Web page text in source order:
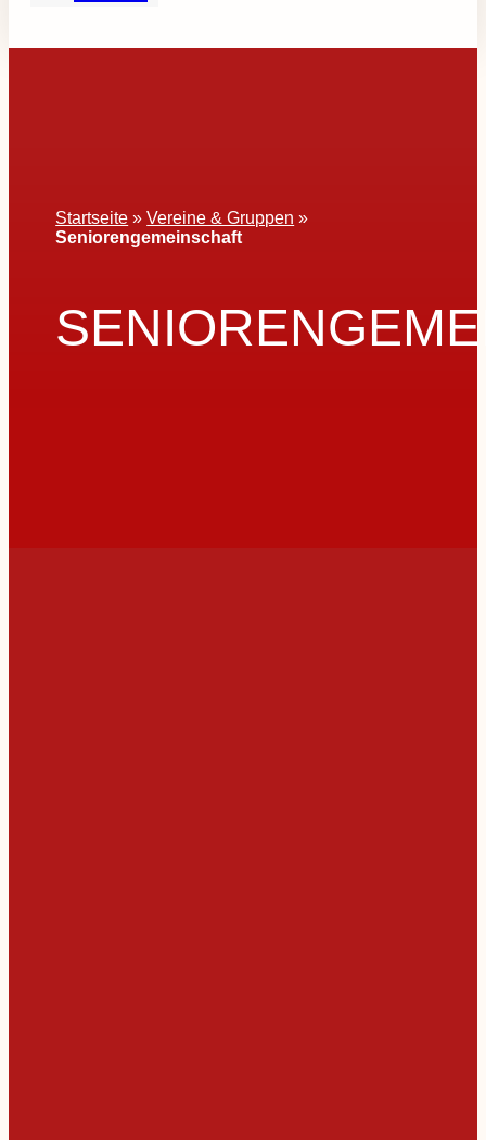
Startseite »Vereine & Gruppen »
Seniorengemeinschaft